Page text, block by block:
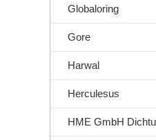
Globaloring
Gore
Harwal
Herculesus